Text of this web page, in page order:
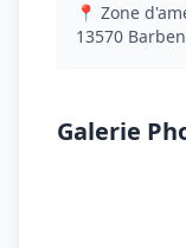
📍 Zone
13570
Galerie